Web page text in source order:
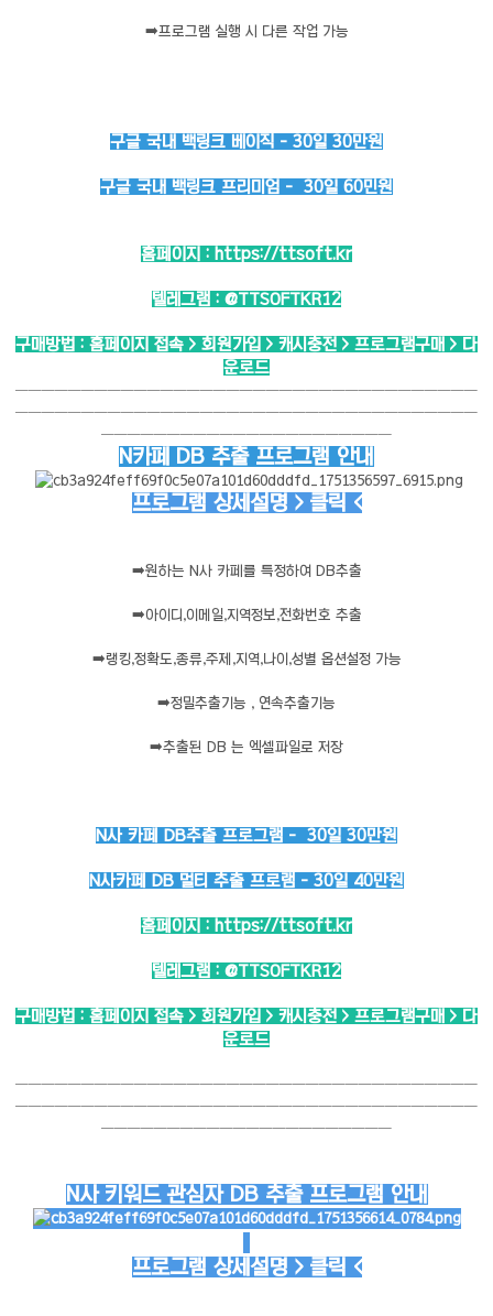
➡️프로그램 실행 시 다른 작업 가능
구글 국내 백링크 베이직 - 30일 30만원
구글 국내 백링크 프리미엄 - 30일 60민원
홈페이지 : https://ttsoft.kr
텔레그램 : @TTSOFTKR12
구매방법 : 홈페이지 접속 > 회원가입 > 캐시충전 > 프로그램구매 > 다
운로드
───────────────────────────────────
───────────────────────────────────
──────────────────────
N카페 DB 추출 프로그램 안내
프로그램 상세설명 > 클릭 <
➡️원하는 N사 카페를 특정하여 DB추출
➡️아이디,이메일,지역정보,전화번호 추출
➡️랭킹,정확도,종류,주제,지역,나이,성별 옵션설정 가능
➡️정밀추출기능 , 연속추출기능
➡️추출된 DB 는 엑셀파일로 저장
N사 카페 DB추출 프로그램 - 30일 30만원
N사카페 DB 멀티 추출 프로램 - 30일 40만원
홈페이지 : https://ttsoft.kr
텔레그램 : @TTSOFTKR12
구매방법 : 홈페이지 접속 > 회원가입 > 캐시충전 > 프로그램구매 > 다
운로드
───────────────────────────────────
───────────────────────────────────
──────────────────────
N사 키워드 관심자 DB 추출 프로그램 안내
프로그램 상세설명 > 클릭 <